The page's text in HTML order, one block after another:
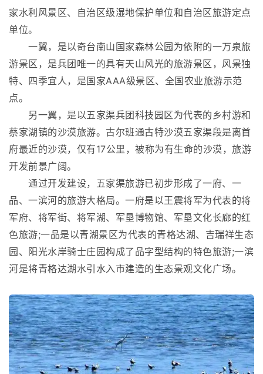
家水利风景区、自治区级湿地保护单位和自治区旅游定点
单位。
一翼，是以奇台南山国家森林公园为依附的一万泉旅
游景区，是兵团唯一的具有天山风光的旅游景区，风景独
特、四季宜人，是国家AAA级景区、全国农业旅游示范
点。
另一翼，是以五家渠兵团科技园区为代表的乡村游和
蔡家湖镇的沙漠旅游。古尔班通古特沙漠五家渠段是离首
府最近的沙漠，仅有17公里，被称为有生命的沙漠，旅游
开发前景广阔。
通过开发建设，五家渠旅游已初步形成了一府、一
品、一滨河的旅游大格局。一府是以王震将军为代表的将
军府、将军街、将军湖、军垦博物馆、军垦文化长廊的红
色旅游;一品是以青湖景区为代表的青格达湖、吉瑞祥生态
园、阳光水岸骑士庄园构成了品字型结构的特色旅游;一滨
河是将青格达湖水引水入市建造的生态景观文化广场。